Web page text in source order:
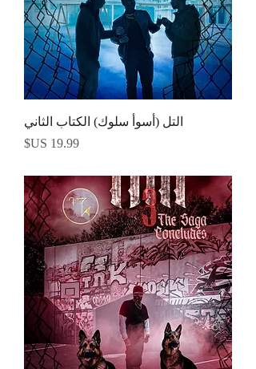
التل (أسوأ سلوك) الكتاب الثاني
السعر